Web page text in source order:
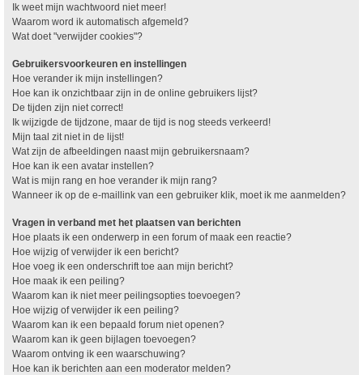
Ik weet mijn wachtwoord niet meer!
Waarom word ik automatisch afgemeld?
Wat doet "verwijder cookies"?
Gebruikersvoorkeuren en instellingen
Hoe verander ik mijn instellingen?
Hoe kan ik onzichtbaar zijn in de online gebruikers lijst?
De tijden zijn niet correct!
Ik wijzigde de tijdzone, maar de tijd is nog steeds verkeerd!
Mijn taal zit niet in de lijst!
Wat zijn de afbeeldingen naast mijn gebruikersnaam?
Hoe kan ik een avatar instellen?
Wat is mijn rang en hoe verander ik mijn rang?
Wanneer ik op de e-maillink van een gebruiker klik, moet ik me aanmelden?
Vragen in verband met het plaatsen van berichten
Hoe plaats ik een onderwerp in een forum of maak een reactie?
Hoe wijzig of verwijder ik een bericht?
Hoe voeg ik een onderschrift toe aan mijn bericht?
Hoe maak ik een peiling?
Waarom kan ik niet meer peilingsopties toevoegen?
Hoe wijzig of verwijder ik een peiling?
Waarom kan ik een bepaald forum niet openen?
Waarom kan ik geen bijlagen toevoegen?
Waarom ontving ik een waarschuwing?
Hoe kan ik berichten aan een moderator melden?